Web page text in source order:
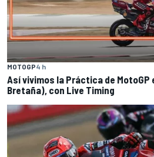
MOTOGP4 h
Así vivimos la Práctica de MotoGP
Bretaña), con Live Timing